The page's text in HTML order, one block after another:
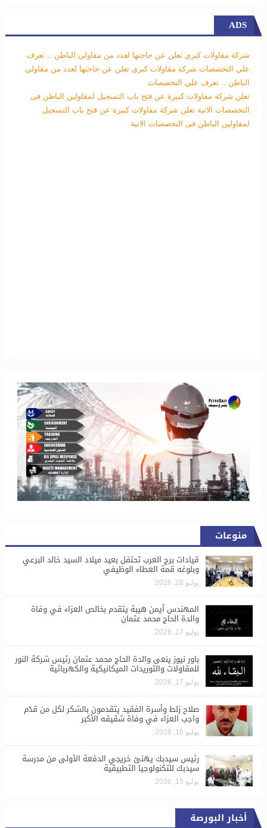
ADS
شركة مقاولات كبري تعلن عن حاجتها لعدد من مقاولي الباطن .. تعرف
علي التخصصات شركة مقاولات كبري تعلن عن حاجتها لعدد من مقاولي
الباطن .. تعرف علي التخصصات
تعلن شركة مقاولات كبيرة عن فتح باب التسجيل لمقاولين الباطن فى
التخصصات الاتية تعلن شركة مقاولات كبيرة عن فتح باب التسجيل
لمقاولين الباطن فى التخصصات الاتية
منوعات
قيادات برج العرب تحتفل بعيد ميلاد السيد خالد البرعي
وبلوغه قمة العطاء الوظيفي
يوليو 28, 2026
المهندس أيمن هيبة يتقدم بخالص العزاء في وفاة
والدة الحاج محمد عثمان
يوليو 17, 2026
باور نيوز ينعى والدة الحاج محمد عثمان رئيس شركة النور
للمقاولات والتوريدات الميكانيكية والكهربائية
يوليو 17, 2026
صلاح زلط وأسرة الفقيد يتقدمون بالشكر لكل من قدّم
واجب العزاء في وفاة شقيقه الأكبر
يوليو 16, 2026
رئيس سيدبك يهنئ خريجي الدفعة الأولى من مدرسة
سيدبك للتكنولوجيا التطبيقية
يوليو 15, 2026
أخبار البورصة